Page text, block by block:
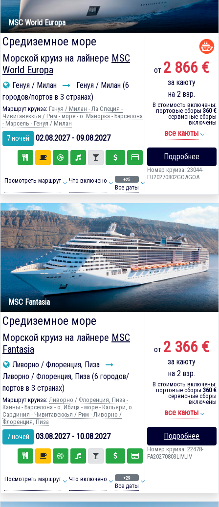
MSC World Europa
Средиземное море
Морской круиз на лайнере MSC
World Europa
Генуя / Милан
Генуя / Милан (6
городов/портов в 3 странах)
Маршрут круиза: Генуя / Милан - Ла Специя -
Чивитавеккья / Рим - море - о. Майорка - Барселона
- Марсель - Генуя / Милан
7 ночей 02.08.2027 - 09.08.2027
Посмотреть маршрут Что включено +25
Все даты
от 2 866 €
за каюту
на 2 взр.
В стоимость включены:
портовые сборы 360 €
сервисные сборы
включены
все каюты
Подробнее
Номер круиза: 23044-
EU20270802GOAGOA
MSC Fantasia
Средиземное море
Морской круиз на лайнере MSC
Fantasia
Ливорно / Флоренция, Пиза
Ливорно / Флоренция, Пиза (6 городов/
портов в 3 странах)
Маршрут круиза: Ливорно / Флоренция, Пиза -
Канны - Барселона - о. Ибица - море - Кальяри, о.
Сардиния - Чивитавеккья / Рим - Ливорно /
Флоренция, Пиза
7 ночей 03.08.2027 - 10.08.2027
Посмотреть маршрут Что включено +29
Все даты
от 2 366 €
за каюту
на 2 взр.
В стоимость включены:
портовые сборы 360 €
сервисные сборы
включены
все каюты
Подробнее
Номер круиза: 22478-
FA20270803LIVLIV